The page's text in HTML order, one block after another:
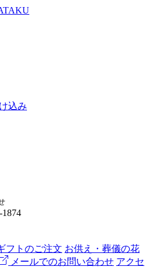
込み
フトのご注文 お供え・葬儀の花
メールでのお問い合わせ アクセ